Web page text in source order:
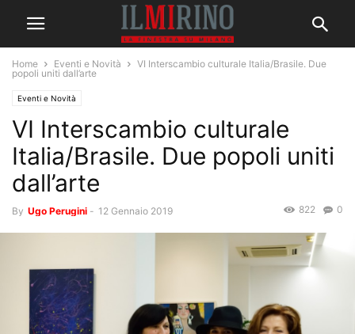
Home Eventi e Novità
VI Interscambio culturale Italia/Brasile. Due
popoli uniti dall’arte
Eventi e Novità
VI Interscambio culturale
Italia/Brasile. Due popoli uniti
dall’arte
By Ugo Perugini - 12 Gennaio 2019 0
822